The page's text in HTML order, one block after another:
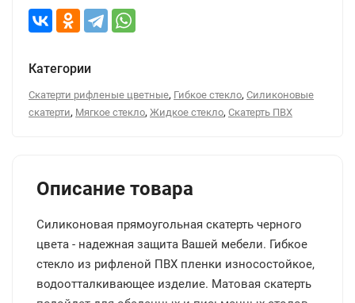
Категории
Скатерти рифленые цветные, Гибкое стекло, Силиконовые
скатерти, Мягкое стекло, Жидкое стекло, Скатерть ПВХ
Описание товара
Силиконовая прямоугольная скатерть черного
цвета - надежная защита Вашей мебели. Гибкое
стекло из рифленой ПВХ пленки износостойкое,
водоотталкивающее изделие. Матовая скатерть